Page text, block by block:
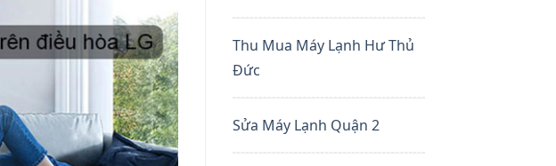
Thu Mua Máy Lạnh Hư Thủ
Đức
Sửa Máy Lạnh Quận 2